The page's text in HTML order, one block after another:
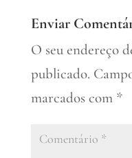
Enviar
O seu endereço
publicado.
marcados com *